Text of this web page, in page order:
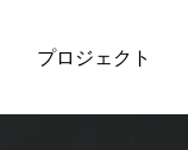
プロジェクト